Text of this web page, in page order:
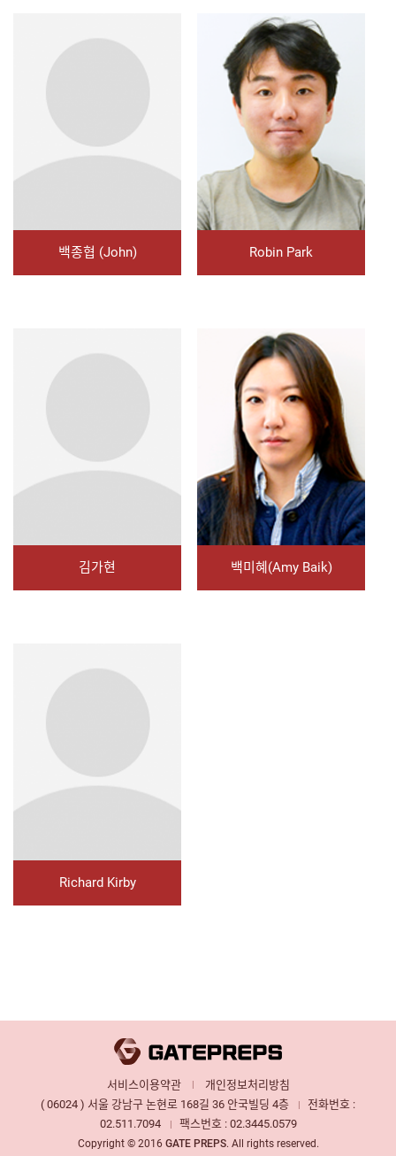
백종협 (John) Robin Park
김가현 백미혜(Amy Baik)
Richard Kirby
서비스이용약관 |
개인정보처리방침
( 06024 ) 서울 강남구 논현로 168길 36 안국빌딩 4층
전화번호 :
02.511.7094
팩스번호 : 02.3445.0579
Copyright © 2016 GATE PREPS. All rights reserved.